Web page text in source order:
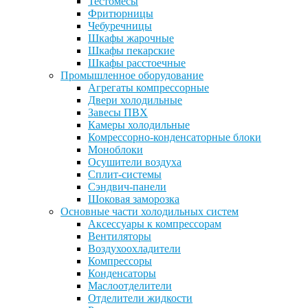
Фритюрницы
Чебуречницы
Шкафы жарочные
Шкафы пекарские
Шкафы расстоечные
Промышленное оборудование
Агрегаты компрессорные
Двери холодильные
Завесы ПВХ
Камеры холодильные
Комрессорно-конденсаторные блоки
Моноблоки
Осушители воздуха
Сплит-системы
Сэндвич-панели
Шоковая заморозка
Основные части холодильных систем
Аксессуары к компрессорам
Вентиляторы
Воздухоохладители
Компрессоры
Конденсаторы
Маслоотделители
Отделители жидкости